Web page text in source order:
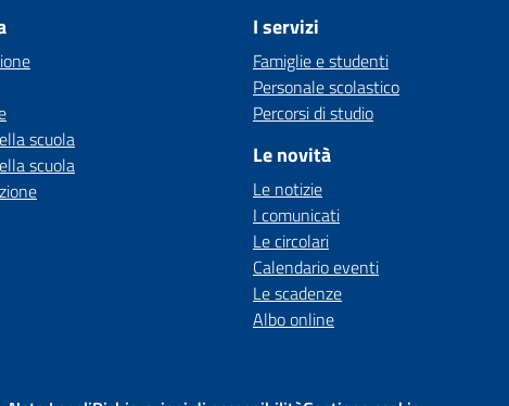
scuola
scuola
I servizi
Famiglie e studenti
Personale scolastico
Percorsi di studio
Le novità
Le notizie
I comunicati
Le circolari
Calendario eventi
Le scadenze
Albo online